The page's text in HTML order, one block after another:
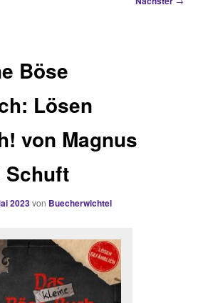
Böse
Lösen
von Magnus
Schuft
2023von Buecherwichtel